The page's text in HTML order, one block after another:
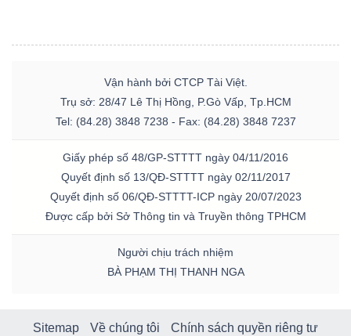
Vận hành bởi CTCP Tài Việt.
Trụ sở: 28/47 Lê Thị Hồng, P.Gò Vấp, Tp.HCM
Tel: (84.28) 3848 7238 - Fax: (84.28) 3848 7237
Giấy phép số 48/GP-STTTT ngày 04/11/2016
Quyết định số 13/QĐ-STTTT ngày 02/11/2017
Quyết định số 06/QĐ-STTTT-ICP ngày 20/07/2023
Được cấp bởi Sở Thông tin và Truyền thông TPHCM
Người chịu trách nhiệm
BÀ PHẠM THỊ THANH NGA
Sitemap Về chúng tôi
Chính sách quyền riêng tư